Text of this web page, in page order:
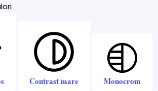
Contrast mare Monocrom